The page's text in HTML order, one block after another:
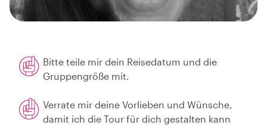
Bitte teile mir dein Reisedatum und die
Gruppengröße mit.
Verrate mir deine Vorlieben und Wünsche,
damit ich die Tour für dich gestalten kann